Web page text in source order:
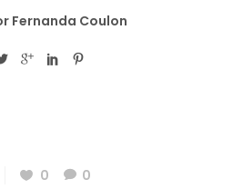
Fernanda Coulon
0
0